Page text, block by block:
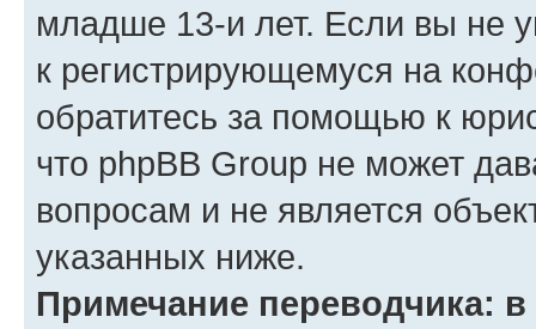
младше 13-и лет. Если вы не
к регистрирующемуся на
обратитесь за помощью к
что phpBB Group не может
вопросам и не является
указанных ниже.
Примечание переводчика: